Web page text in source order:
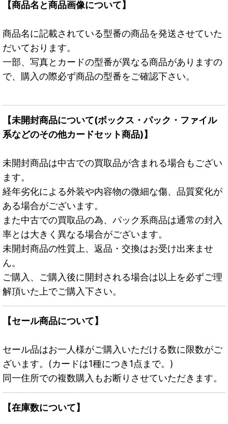
【商品名と商品画像について】
商品名に記載されている型番の商品を発送させていた
だいております。
一部、写真とカードの型番が異なる商品がありますの
で、購入の際必ず商品の型番をご確認下さい。
【未開封商品について(ボックス・パック・ファイル
系などのその他カードセット商品)】
未開封商品は中古での買取品が含まれる場合もござい
ます。
経年劣化による外装や内容物の微細な傷、品質変化が
ある場合がございます。
また中古での買取品の為、パック系商品は通常の封入
率とは大きく異なる場合がございます。
未開封商品の性質上、返品・交換はお受け出来ませ
ん。
ご購入、ご購入後に開封される場合は以上を必ずご理
解頂いた上でご購入下さい。
【セール商品について】
セール品はお一人様がご購入いただける数に限数がご
ざいます。(カードは1種につき1点まで。)
同一住所での複数購入もお断りさせていただきます。
【在庫数について】